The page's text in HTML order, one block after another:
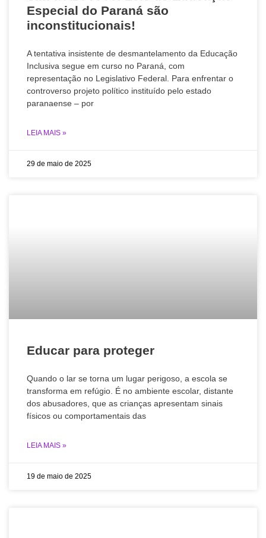
Especial do Paraná são
inconstitucionais!
A tentativa insistente de desmantelamento da Educação
Inclusiva segue em curso no Paraná, com
representação no Legislativo Federal. Para enfrentar o
controverso projeto político instituído pelo estado
paranaense – por
LEIA MAIS »
29 de maio de 2025
Educar para proteger
Quando o lar se torna um lugar perigoso, a escola se
transforma em refúgio. É no ambiente escolar, distante
dos abusadores, que as crianças apresentam sinais
físicos ou comportamentais das
LEIA MAIS »
19 de maio de 2025